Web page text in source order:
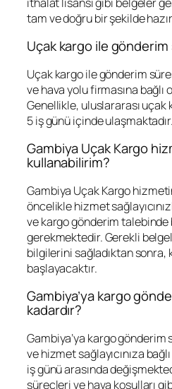
tam ve doğru bir şekilde
Uçak kargo ile
Uçak kargo ile gönderim
ve hava yolu firmasına bağlı
Genellikle, uluslararası
5 iş günü içinde ulaşmaktadır.
Gambiya Uçak Kargo
kullanabilirim?
Gambiya Uçak Kargo
öncelikle hizmet
ve kargo gönderim talebinde
gerekmektedir. Gerekli
bilgilerini sağladıktan sonra,
başlayacaktır.
Gambiya’ya kargo
kadardır?
Gambiya’ya kargo
ve hizmet sağlayıcınıza
iş günü arasında
süreçleri ve hava koşulları